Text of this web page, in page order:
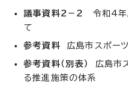
議事資料2－2 令和4年
て
参考資料 広島市スポー
参考資料（別表） 広島市
る推進施策の体系